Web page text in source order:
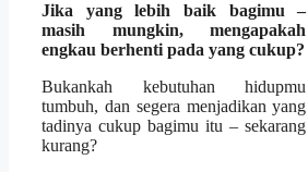
Jika yang lebih baik bagimu –
masih mungkin, mengapakah
engkau berhenti pada yang cukup?
Bukankah kebutuhan hidupmu
tumbuh, dan segera menjadikan yang
tadinya cukup bagimu itu – sekarang
kurang?